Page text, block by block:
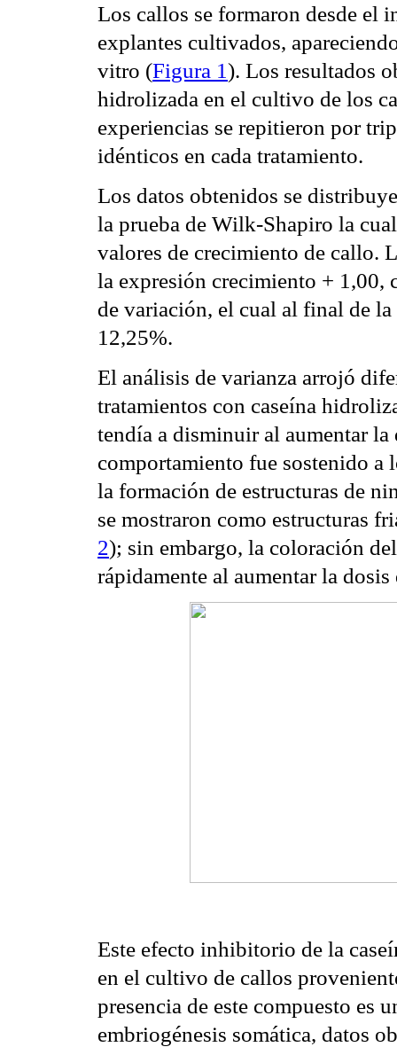
Los callos se formaron desde el
explantes cultivados,
vitro (Figura 1). Los resultados
hidrolizada en el cultivo de los
experiencias se repitieron por
idénticos en cada tratamiento.
Los datos obtenidos se
la prueba de Wilk-Shapiro la
valores de crecimiento de callo.
la expresión crecimiento + 1,00,
de variación, el cual al final de
12,25%.
El análisis de varianza arrojó
tratamientos con caseína
tendía a disminuir al aumentar la
comportamiento fue sostenido a
la formación de estructuras de
se mostraron como estructuras
2); sin embargo, la coloración
rápidamente al aumentar la
Este efecto inhibitorio de la
en el cultivo de callos
presencia de este compuesto es
embriogénesis somática, datos